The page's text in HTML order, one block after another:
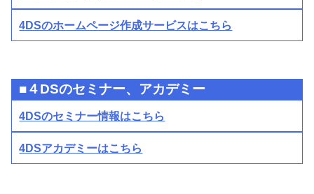
4DSのホームページ作成サービスはこちら
■４DSのセミナー、アカデミー
4DSのセミナー情報はこちら
4DSアカデミーはこちら